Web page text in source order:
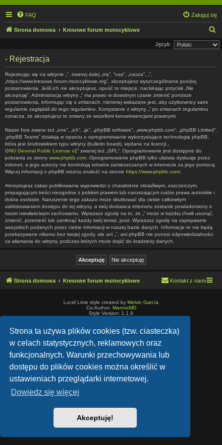
Strona ta używa plików cookies (tzw. ciasteczka)
w celach statystycznych, reklamowych oraz
funkcjonalnych. Warunki przechowywania lub
dostępu do plików cookies można określić w
ustawieniach przeglądarki internetowej.
Dowiedz się więcej
Akceptuję!
FAQ Zaloguj się
Strona domowa Kresowe forum motocyklowe
z
Język:
- Rejestracja
Rejestrując się na witrynie „”, zwanej dalej „my”, ”nas”, „nasza”, „”,
„https://www.kresowe.forum.motocyklowe.org”, akceptujesz wyszczególnione poniżej
postanowienia. Jeśli ich nie akceptujesz, opuść to miejsce, naciskając przycisk „Nie
akceptuję”. Administracja witryny „” ma prawo w dowolnym czasie zmienić poniższe
postanowienia, informując cię o zmianach, niemniej wskazane jest, aby użytkownicy sami
regularnie zaglądali do tego regulaminu. Korzystanie z witryny „” po zmianach regulaminu
oznacza, że akceptujesz te zmiany ze wszelkimi konsekwencjami prawnymi.
Nasze fora zwane też „one”, „ich”, „je”, „phpBB software”, „www.phpbb.com”, „phpBB Limited”,
„phpBB Teams” działają w oparciu o oprogramowanie wykorzystujące technologię phpBB,
która jest środowiskiem typu witryny (bulletin board), wydane na licencji „
GNU General Public License v2” zwanej też „GPL”. Oprogramowanie jest dostępne do
pobrania ze strony www.phpbb.com . Oprogramowanie phpBB tylko ułatwia dyskusje przez
internet, a jego autorzy nie kontrolują tekstów zamieszczanych w internecie za jego pomocą.
Więcej informacji o phpBB można znaleźć na stronie https://www.phpbb.com/
Akceptujesz zakaz publikowania wypowiedzi o charakterze obraźliwym, oszczerczym,
propagującym treści niezgodne z polskim prawem lub naruszającym cudze prawa autorskie i
dobra osobiste. Naruszenie tego zakazu może skutkować dla ciebie całkowitym
zablokowaniem dostępu do tej witryny, a twój dostawca internetu zostanie powiadomiony o
twoim niewłaściwym zachowaniu. Wyrażasz zgodę na to, że „” może w każdej chwili usunąć,
zmienić, przenieść lub zamknąć każdy twój temat, post. Wyrażasz zgodę na zapisywanie
wszystkich podanych przez ciebie informacji w naszej bazie danych. Informacje te nie będą
przekazywane nikomu bez twojej zgody, ale ani „”, ani phpBB nie ponosi odpowiedzialności
za włamania do witryny, podczas których może dojść do kradzieży danych.
Strona domowa Kresowe forum motocyklowe Kontakt z nami
Lucid Lime style created by Melvin García
Co-Author: MannixMD
Style Version: 1.1.9
Polski pakiet językowy dostarcza
phpBB.pl